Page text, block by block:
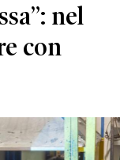
nel
con